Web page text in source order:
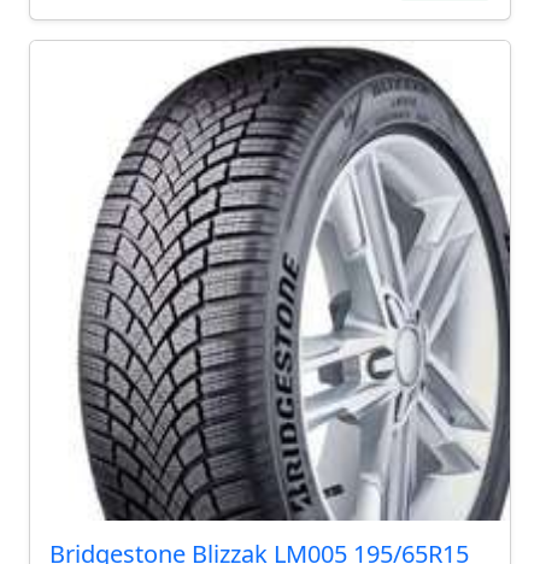
Bridgestone Blizzak LM005 195/65R15